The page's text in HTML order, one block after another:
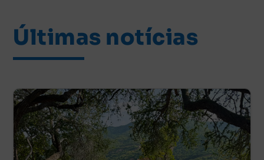
Últimas notícias